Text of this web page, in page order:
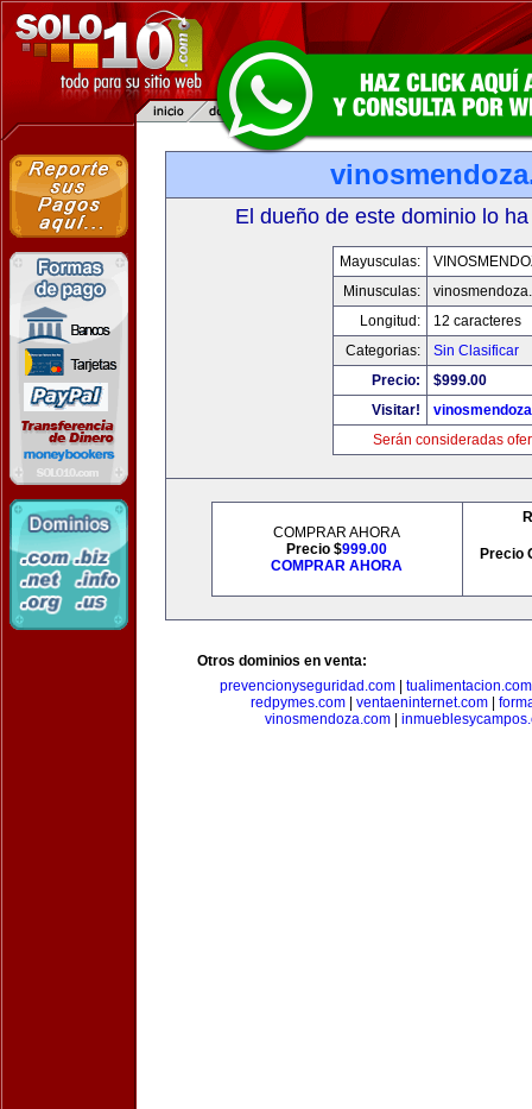
El dueño de este dominio lo
Mayusculas:
Minusculas:
Longitud:
12 caracteres
Categorias:
Sin Clasificar
Precio:
$999.00
Visitar!
Serán consideradas
COMPRAR AHORA
Precio $999.00
COMPRAR AHORA
Precio
Otros dominios en venta:
prevencionyseguridad.com
tualimentacion.com
redpymes.com
ventaeninternet.com
vinosmendoza.com|